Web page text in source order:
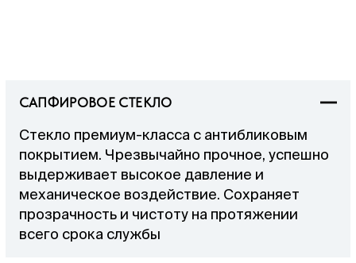
САПФИРОВОЕ СТЕКЛО
Стекло премиум-класса с антибликовым
покрытием. Чрезвычайно прочное, успешно
выдерживает высокое давление и
механическое воздействие. Сохраняет
прозрачность и чистоту на протяжении
всего срока службы